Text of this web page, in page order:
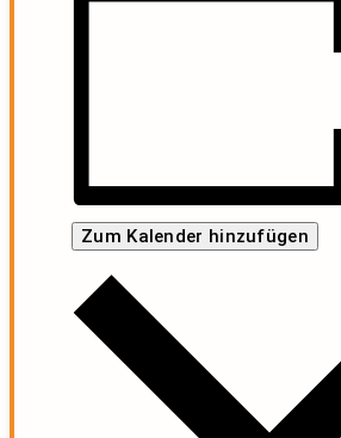
Zum Kalender hinzufügen